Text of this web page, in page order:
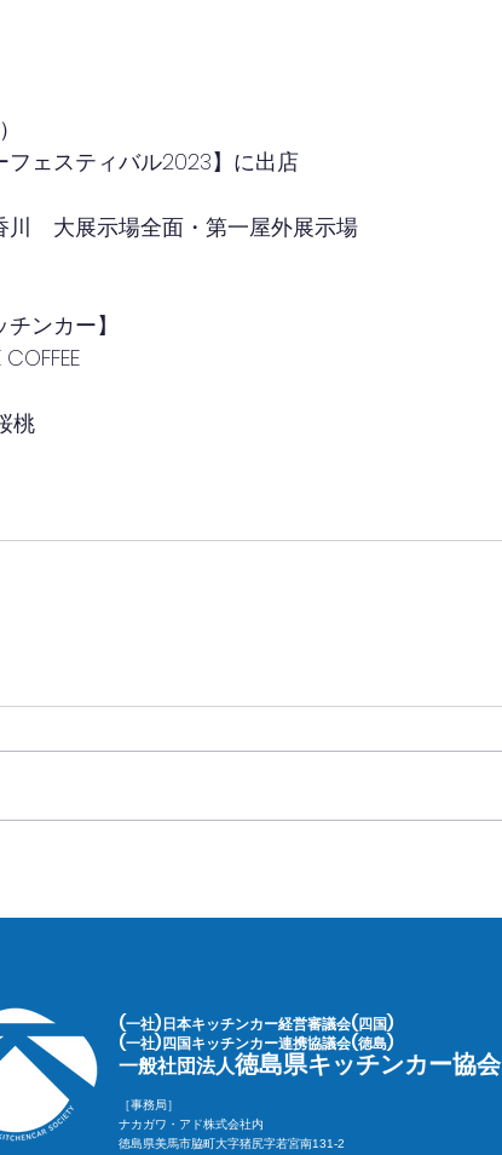
フェスティバル2023】に出店
　大展示場全面・第一屋外展示場
ンカー】
桃
(一社)日本キッチンカー経営審議会(四国)
(一社)四国キッチンカー連携協議会(徳島)
一般社団法人徳島県キッチンカー協会
［事務局］
ナカガワ・アド株式会社内
徳島県美馬市脇町大字猪尻字若宮南131-2